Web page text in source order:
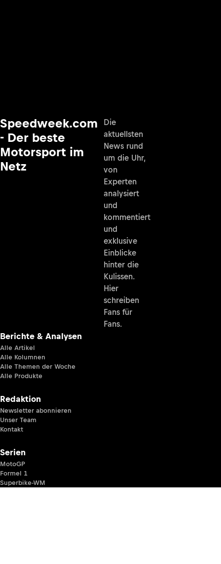
Speedweek.com
- Der beste
Motorsport im
Netz
Die
aktuellsten
News rund
um die Uhr,
von
Experten
analysiert
und
kommentiert
und
exklusive
Einblicke
hinter die
Kulissen.
Hier
schreiben
Fans für
Fans.
Berichte & Analysen
Alle Artikel
Alle Kolumnen
Alle Themen der Woche
Alle Produkte
Redaktion
Newsletter abonnieren
Unser Team
Kontakt
Serien
MotoGP
Formel 1
Superbike-WM